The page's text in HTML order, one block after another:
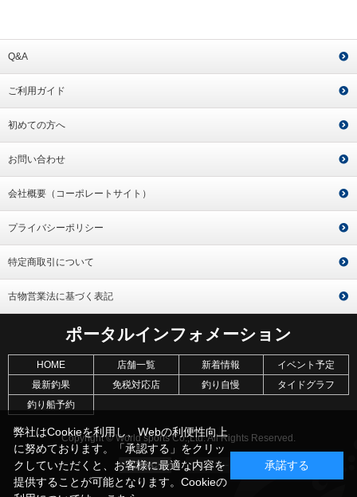
Q&A
ご利用ガイド
初めての方へ
お問い合わせ
会社概要（コーポレートサイト）
プライバシーポリシー
特定商取引について
古物営業法に基づく表記
ポータルインフォメーション
HOME 店舗一覧 新着情報
イベント予定
最新釣果
免税対応店 釣り自慢
タイドグラフ
釣り船予約
Copyright © World sports Co.,Ltd. All Rights Reserved.
弊社はCookieを利用し、Webの利便性向上
に努めております。「承認する」をクリッ
クしていただくと、お客様に最適な内容を
提供することが可能となります。Cookieの
承諾する